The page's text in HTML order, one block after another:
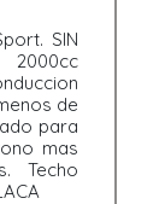
SIN
de
para
mas
Techo